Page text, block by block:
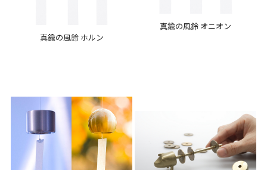
真鍮の風鈴 ホルン
真鍮の風鈴 オニオン